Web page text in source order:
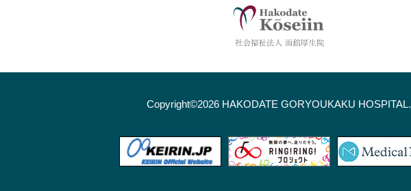
Copyright©2026 HAKODATE GORYOUKAKU HOSPITAL.